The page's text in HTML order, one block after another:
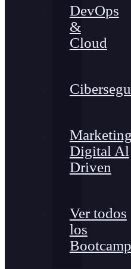
DevOps
&
Cloud
Marketing
Digital Al
Driven
Ver todos
los